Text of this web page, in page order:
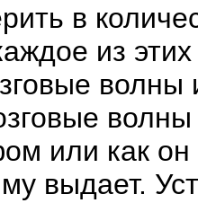
в
из
волны
или как он
выдает.